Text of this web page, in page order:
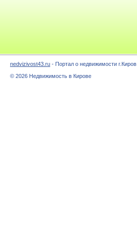
nedvizivost43.ru - Портал о недвижимости г.Киров
© 2026 Недвижимость в Кирове